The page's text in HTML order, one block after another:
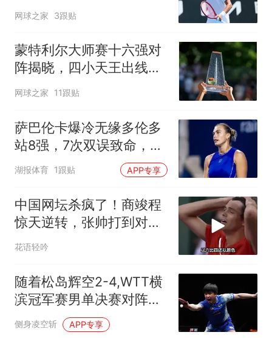
了！”
网球之家 3跟贴
蒙特利尔大师赛十六强对
阵揭晓，四小天王出线几
率如何？
网球之家 11跟贴
萨巴伦卡爆冷无缘多伦多
站8强，7次双误致命，没
有稳定发球世界第一也难
湖报体育 1跟贴 APP专享
中国网坛杀疯了！商竣程
惊天逆转，张帅打到对手
直接退赛！
花语轻吟
随着松岛辉空2-4,WTT横
滨冠军赛男单决赛对阵出
炉: 日韩选手对决
侧身凌空斩 APP专享